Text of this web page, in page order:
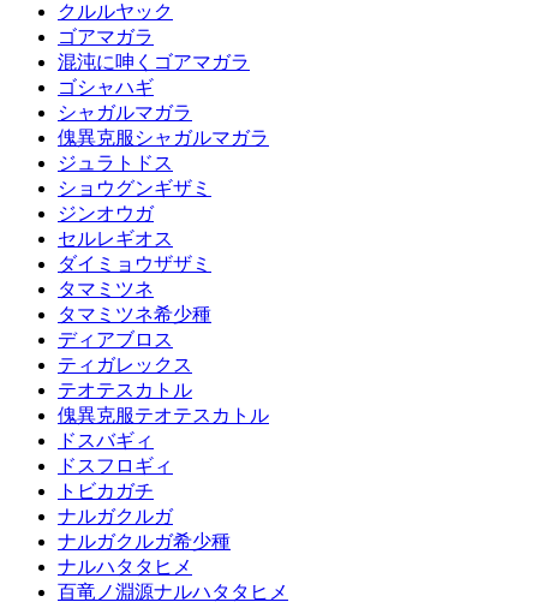
クルルヤック
ゴアマガラ
混沌に呻くゴアマガラ
ゴシャハギ
シャガルマガラ
傀異克服シャガルマガラ
ジュラトドス
ショウグンギザミ
ジンオウガ
セルレギオス
ダイミョウザザミ
タマミツネ
タマミツネ希少種
ディアブロス
ティガレックス
テオテスカトル
傀異克服テオテスカトル
ドスバギィ
ドスフロギィ
トビカガチ
ナルガクルガ
ナルガクルガ希少種
ナルハタタヒメ
百竜ノ淵源ナルハタタヒメ